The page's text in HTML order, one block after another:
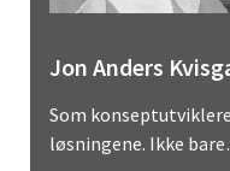
Jon Anders
Som
løsningene. Ikke